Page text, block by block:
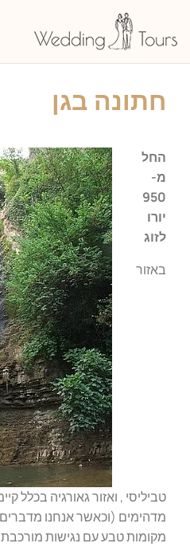
חתונה בגן
החל
מ-
950
יורו
לזוג
באזור
טביליסי , ואזור גאורגיה בכלל
מדהימים (וכאשר אנחנו
מקומות טבע עם נגישות